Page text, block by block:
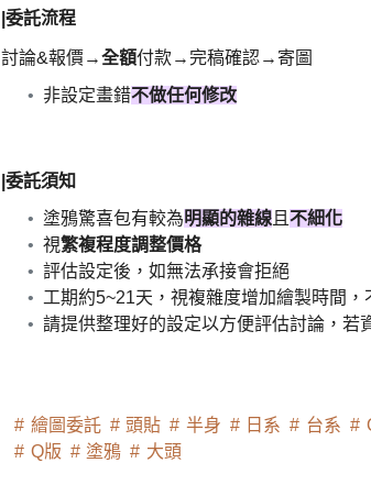
|委託流程
討論&報價→全額付款→完稿確認→寄圖
非設定畫錯不做任何修改
|委託須知
塗鴉驚喜包有較為明顯的雜線 且 不細化
視繁複程度調整價格
評估設定後，如無法承接會拒絕
工期約5~21天，視複雜度增加繪製時間，
請提供整理好的設定以方便評估討論，若
繪圖委託 頭貼 半身 日系 台系
Q版
塗鴉 大頭